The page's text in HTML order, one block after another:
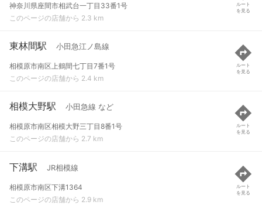
神奈川県座間市相武台一丁目33番1号
このページの店舗から 2.3 km
ルート
を見る
東林間駅 小田急江ノ島線
相模原市南区上鶴間七丁目7番1号
このページの店舗から 2.4 km
ルート
を見る
相模大野駅 小田急線 など
相模原市南区相模大野三丁目8番1号
このページの店舗から 2.7 km
ルート
を見る
下溝駅 JR相模線
相模原市南区下溝1364
このページの店舗から 2.9 km
ルート
を見る